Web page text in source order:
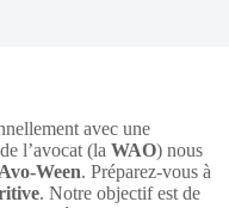
avec une
l’avocat (la WAO) nous
Avo-Ween. Préparez-vous à
. Notre objectif est de